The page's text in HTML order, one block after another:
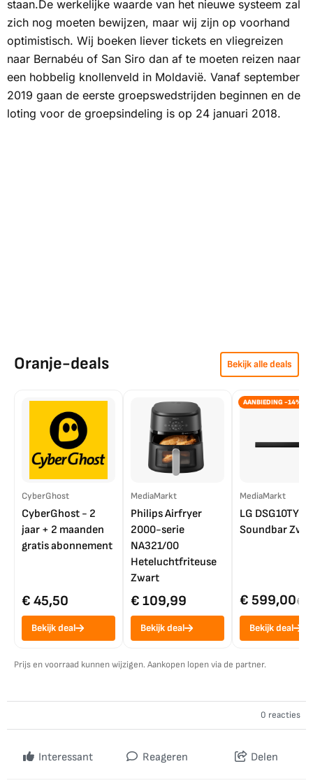
staan.De werkelijke waarde van het nieuwe systeem zal
zich nog moeten bewijzen, maar wij zijn op voorhand
optimistisch. Wij boeken liever tickets en vliegreizen
naar Bernabéu of San Siro dan af te moeten reizen naar
een hobbelig knollenveld in Moldavië. Vanaf september
2019 gaan de eerste groepswedstrijden beginnen en de
loting voor de groepsindeling is op 24 januari 2018.
Oranje-deals Bekijk alle deals
CyberGhost
CyberGhost - 2
jaar + 2 maanden
gratis abonnement
€ 45,50
Bekijk deal
MediaMarkt
Philips Airfryer
2000-serie
NA321/00
Heteluchtfriteuse
Zwart
€ 109,99
Bekijk deal
AANBIEDING -14%
MediaMarkt
LG DSG10TY
Soundbar
€ 599,00€
Bekijk deal
Prijs en voorraad kunnen wijzigen. Aankopen lopen via de partner.
0 reacties
Interessant Reageren Delen